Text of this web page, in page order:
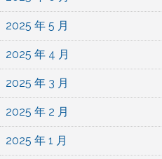
2025 年 5 月
2025 年 4 月
2025 年 3 月
2025 年 2 月
2025 年 1 月